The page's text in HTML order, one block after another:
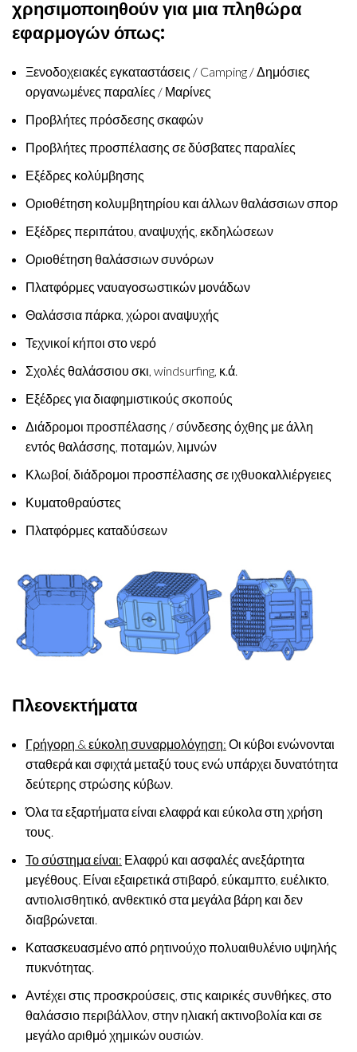
χρησιμοποιηθούν για μια πληθώρα
εφαρμογών όπως:
Ξενοδοχειακές εγκαταστάσεις / Camping / Δημόσιες
οργανωμένες παραλίες / Μαρίνες
Προβλήτες πρόσδεσης σκαφών
Προβλήτες προσπέλασης σε δύσβατες παραλίες
Εξέδρες κολύμβησης
Οριοθέτηση κολυμβητηρίου και άλλων θαλάσσιων σπορ
Εξέδρες περιπάτου, αναψυχής, εκδηλώσεων
Οριοθέτηση θαλάσσιων συνόρων
Πλατφόρμες ναυαγοσωστικών μονάδων
Θαλάσσια πάρκα, χώροι αναψυχής
Τεχνικοί κήποι στο νερό
Σχολές θαλάσσιου σκι, windsurfing, κ.ά.
Εξέδρες για διαφημιστικούς σκοπούς
Διάδρομοι προσπέλασης / σύνδεσης όχθης με άλλη
εντός θαλάσσης, ποταμών, λιμνών
Κλωβοί, διάδρομοι προσπέλασης σε ιχθυοκαλλιέργειες
Κυματοθραύστες
Πλατφόρμες καταδύσεων
Πλεονεκτήματα
Γρήγορη & εύκολη συναρμολόγηση: Οι κύβοι ενώνονται
σταθερά και σφιχτά μεταξύ τους ενώ υπάρχει δυνατότητα
δεύτερης στρώσης κύβων.
Όλα τα εξαρτήματα είναι ελαφρά και εύκολα στη χρήση
τους.
Το σύστημα είναι: Ελαφρύ και ασφαλές ανεξάρτητα
μεγέθους. Είναι εξαιρετικά στιβαρό, εύκαμπτο, ευέλικτο,
αντιολισθητικό, ανθεκτικό στα μεγάλα βάρη και δεν
διαβρώνεται.
Κατασκευασμένο από ρητινούχο πολυαιθυλένιο υψηλής
πυκνότητας.
Αντέχει στις προσκρούσεις, στις καιρικές συνθήκες, στο
θαλάσσιο περιβάλλον, στην ηλιακή ακτινοβολία και σε
μεγάλο αριθμό χημικών ουσιών.